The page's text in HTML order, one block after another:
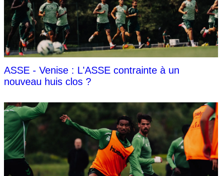
ASSE - Venise : L'ASSE contrainte à un
nouveau huis clos ?